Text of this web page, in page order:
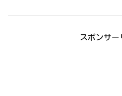
スポンサー